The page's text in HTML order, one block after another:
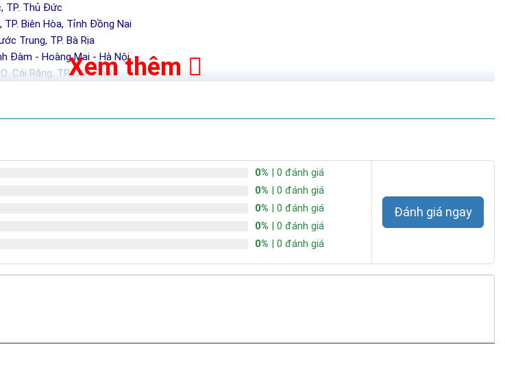
TP. Thủ Đức
Biên Hòa, Tỉnh Đồng Nai
Trung, TP. Bà Rịa
Đàm - Hoàng Mai - Hà Nội
Cái Răng, TP Cần ThơXem thêm
0% | 0 đánh giá
0% | 0 đánh giá
0% | 0 đánh giá
0% | 0 đánh giá
0% | 0 đánh giá
Đánh giá ngay